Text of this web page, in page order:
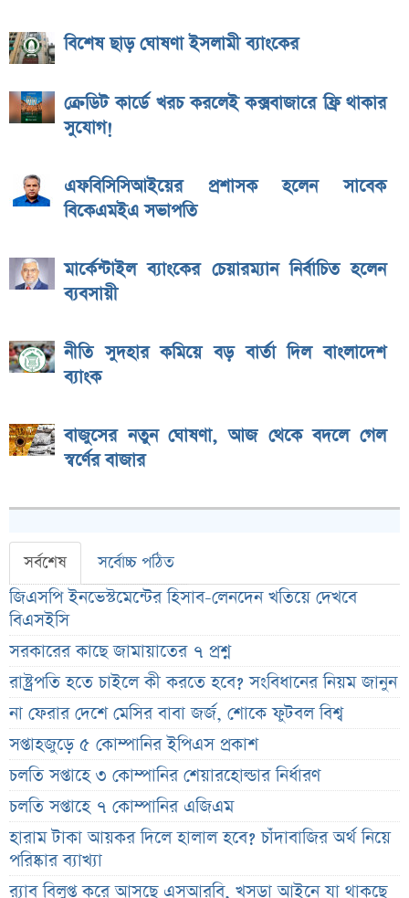
বিশেষ ছাড় ঘোষণা ইসলামী ব্যাংকের
ক্রেডিট কার্ডে খরচ করলেই কক্সবাজারে ফ্রি থাকার
সুযোগ!
এফবিসিসিআইয়ের প্রশাসক হলেন সাবেক
বিকেএমইএ সভাপতি
মার্কেন্টাইল ব্যাংকের চেয়ারম্যান নির্বাচিত হলেন
ব্যবসায়ী
নীতি সুদহার কমিয়ে বড় বার্তা দিল বাংলাদেশ
ব্যাংক
বাজুসের নতুন ঘোষণা, আজ থেকে বদলে গেল
স্বর্ণের বাজার
সর্বশেষ সর্বোচ্চ পঠিত
জিএসপি ইনভেস্টমেন্টের হিসাব-লেনদেন খতিয়ে দেখবে
বিএসইসি
সরকারের কাছে জামায়াতের ৭ প্রশ্ন
রাষ্ট্রপতি হতে চাইলে কী করতে হবে? সংবিধানের নিয়ম জানুন
না ফেরার দেশে মেসির বাবা জর্জ, শোকে ফুটবল বিশ্ব
সপ্তাহজুড়ে ৫ কোম্পানির ইপিএস প্রকাশ
চলতি সপ্তাহে ৩ কোম্পানির শেয়ারহোল্ডার নির্ধারণ
চলতি সপ্তাহে ৭ কোম্পানির এজিএম
হারাম টাকা আয়কর দিলে হালাল হবে? চাঁদাবাজির অর্থ নিয়ে
পরিষ্কার ব্যাখ্যা
র‌্যাব বিলুপ্ত করে আসছে এসআরবি, খসড়া আইনে যা থাকছে